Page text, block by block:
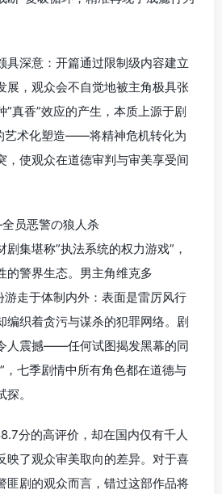
具深意：开篇通过限制级内容建立
展，观众会不自觉地被主角极具张
”真香”效应的产生，本质上源于剧
艺术化塑造——将精神危机转化为
，使观众在道德审判与审美享受间
员恶警の狼人杀
集堪称”执法系统的权力游戏”，
的警界生态。男主角维克多
游走于体制内外：表面是雷厉风行
编织着贪污与谋杀的犯罪网络。剧
人震撼——任何试图揭发黑幕的同
，七季剧情中所有角色都在道德与
。
分的高评价，却在国内仅有千人
映了观众审美取向的差异。对于喜
匪剧的观众而言，错过这部作品将